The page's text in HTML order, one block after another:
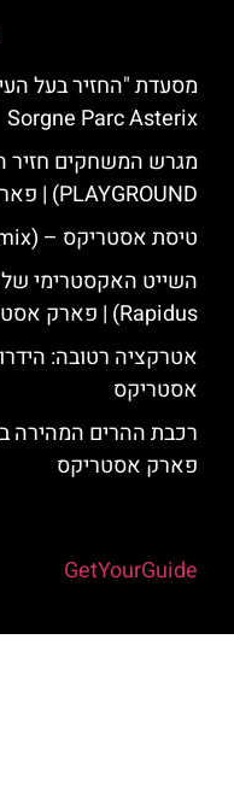
Sorgne Parc Asterix
PLAYGROUND) | פארק אסטריקס
טיסת אסטריקס – (Aérodynamix) | פארק אסטריקס
Rapidus) | פארק אסטריקס
אסטריקס
פארק אסטריקס
GetYourGuide